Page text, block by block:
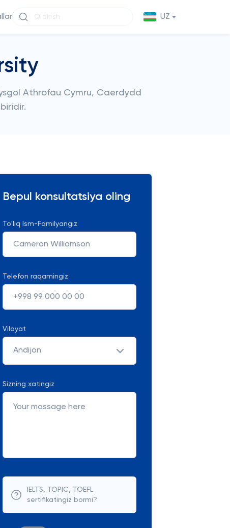
UZ
Athrofau Cymru, Caerdydd
Bepul konsultatsiya oling
To'liq Ism-Familyangiz
Telefon raqamingiz
Viloyat
Andijon
Sizning xatingiz
IELTS, TOPIC, TOEFL
sertifikatingiz bormi?